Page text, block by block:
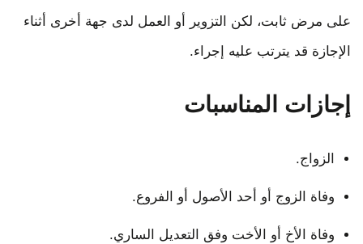
على مرض ثابت، لكن التزوير أو العمل لدى جهة أخرى أثناء
الإجازة قد يترتب عليه إجراء.
إجازات المناسبات
الزواج.
وفاة الزوج أو أحد الأصول أو الفروع.
وفاة الأخ أو الأخت وفق التعديل الساري.